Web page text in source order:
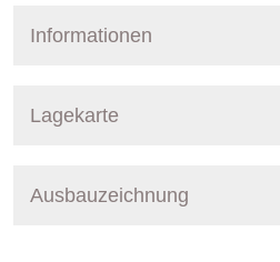
Informationen
Nummer
Lagekarte
+
Ausbauzeichnung